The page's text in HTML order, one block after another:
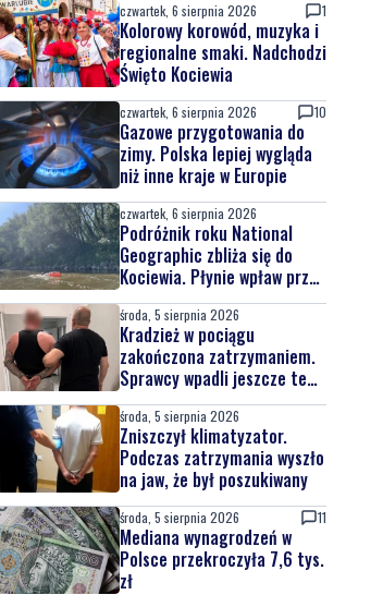
czwartek, 6 sierpnia 2026 1
Kolorowy korowód, muzyka i
regionalne smaki. Nadchodzi
Święto Kociewia
czwartek, 6 sierpnia 2026 10
Gazowe przygotowania do
zimy. Polska lepiej wygląda
niż inne kraje w Europie
czwartek, 6 sierpnia 2026
Podróżnik roku National
Geographic zbliża się do
Kociewia. Płynie wpław przez
całą Wisłę
środa, 5 sierpnia 2026
Kradzież w pociągu
zakończona zatrzymaniem.
Sprawcy wpadli jeszcze tego
samego dnia
środa, 5 sierpnia 2026
Zniszczył klimatyzator.
Podczas zatrzymania wyszło
na jaw, że był poszukiwany
środa, 5 sierpnia 2026 11
Mediana wynagrodzeń w
Polsce przekroczyła 7,6 tys.
zł